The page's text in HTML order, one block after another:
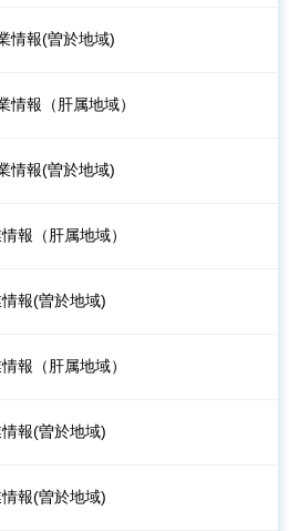
情報(曽於地域)
情報（肝属地域）
情報(曽於地域)
報（肝属地域）
報(曽於地域)
報（肝属地域）
報(曽於地域)
報(曽於地域)